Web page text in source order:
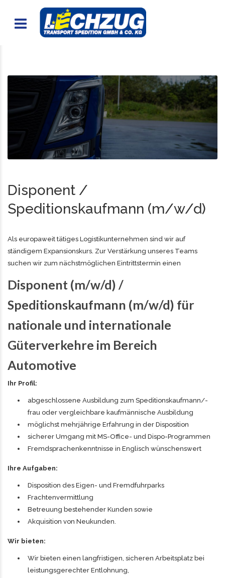
Disponent /
Speditionskaufmann (m/w/d)
Als europaweit tätiges Logistikunternehmen sind wir auf
ständigem Expansionskurs. Zur Verstärkung unseres Teams
suchen wir zum nächstmöglichen Eintrittstermin einen
Disponent (m/w/d) /
Speditionskaufmann (m/w/d) für
nationale und internationale
Güterverkehre im Bereich
Automotive
Ihr Profil:
abgeschlossene Ausbildung zum Speditionskaufmann/-
frau oder vergleichbare kaufmännische Ausbildung
möglichst mehrjährige Erfahrung in der Disposition
sicherer Umgang mit MS-Office- und Dispo-Programmen
Fremdsprachenkenntnisse in Englisch wünschenswert
Ihre Aufgaben:
Disposition des Eigen- und Fremdfuhrparks
Frachtenvermittlung
Betreuung bestehender Kunden sowie
Akquisition von Neukunden.
Wir bieten:
Wir bieten einen langfristigen, sicheren Arbeitsplatz bei
leistungsgerechter Entlohnung,